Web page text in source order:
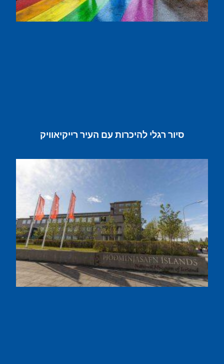
סיור רגלי להיכרות עם העיר רייקיאוויק